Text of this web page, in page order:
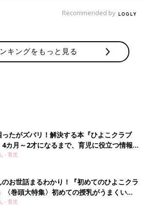
Recommended by
キングをもっと見る
たがズバリ！解決する本『ひよこクラブ
月～2才になるまで、育児に役立つ情報が
！
・育児
お世話まるわかり！『初めてのひよこクラ
〈巻頭大特集〉初めての授乳がうまくい
ぱい・ミルクの基本と夏のトラブル 解決テ
・育児